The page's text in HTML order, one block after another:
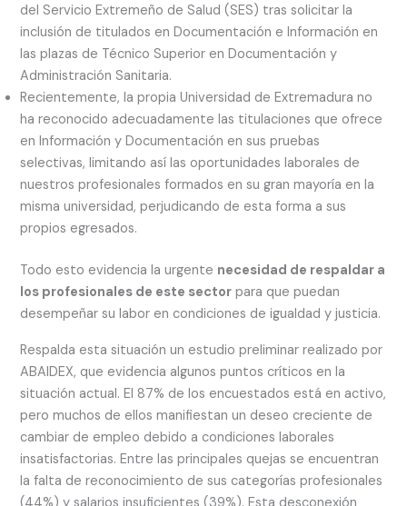
del Servicio Extremeño de Salud (SES) tras solicitar la
inclusión de titulados en Documentación e Información en
las plazas de Técnico Superior en Documentación y
Administración Sanitaria.
Recientemente, la propia Universidad de Extremadura no
ha reconocido adecuadamente las titulaciones que ofrece
en Información y Documentación en sus pruebas
selectivas, limitando así las oportunidades laborales de
nuestros profesionales formados en su gran mayoría en la
misma universidad, perjudicando de esta forma a sus
propios egresados.
Todo esto evidencia la urgente necesidad de respaldar a
los profesionales de este sector para que puedan
desempeñar su labor en condiciones de igualdad y justicia.
Respalda esta situación un estudio preliminar realizado por
ABAIDEX, que evidencia algunos puntos críticos en la
situación actual. El 87% de los encuestados está en activo,
pero muchos de ellos manifiestan un deseo creciente de
cambiar de empleo debido a condiciones laborales
insatisfactorias. Entre las principales quejas se encuentran
la falta de reconocimiento de sus categorías profesionales
(44%) y salarios insuficientes (39%). Esta desconexión